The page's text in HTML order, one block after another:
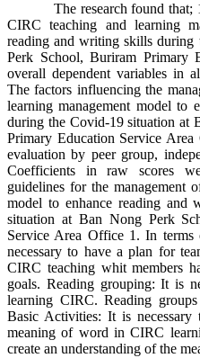
The research found that; 1.
CIRC teaching and learning
reading and writing skills
Perk School, Buriram Primary
overall dependent variables in
The factors influencing the
learning management model to
during the Covid-19 situation at
Primary Education Service
evaluation by peer group,
Coefficients in raw scores
guidelines for the management
model to enhance reading
situation at Ban Nong Perk
Service Area Office 1. In
necessary to have a plan for
CIRC teaching whit members
goals. Reading grouping: It is
learning CIRC. Reading
Basic Activities: It is necessary
meaning of word in CIRC
create an understanding of the